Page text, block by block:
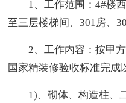
1、工作范围：4#楼
至三层楼梯间、301房、
2、工作内容：按甲
国家精装修验收标准完成
1)、砌体、构造柱、